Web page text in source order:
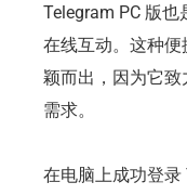
Telegram PC 版
在线互动。这种
颖而出，因为它
需求。
在电脑上成功登录